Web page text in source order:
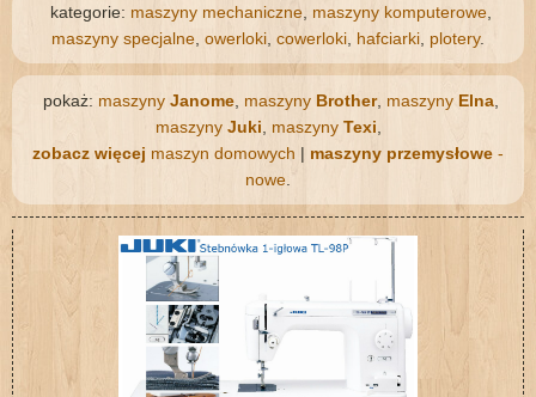
kategorie: maszyny mechaniczne maszyny komputerowe
maszyny specjalne owerloki cowerloki hafciarki plotery.
pokaż: maszyny Janome maszyny Brother, maszyny Elna
maszyny Juki maszyny Texi
zobacz więcej maszyn domowych | maszyny przemysłowe -
nowe